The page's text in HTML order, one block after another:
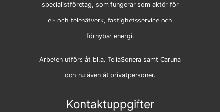
specialistföretag, som fungerar som aktör för
el- och telenätverk, fastighetsservice och
förnybar energi.
Arbeten utförs åt bl.a. TeliaSonera samt Caruna
och nu även åt privatpersoner.
Kontaktuppgifter